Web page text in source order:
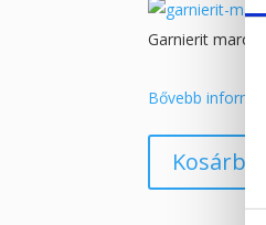
Garnierit marokkő
Bővebb